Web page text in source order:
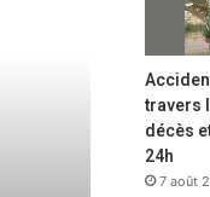
travers
décès
24h
7 août